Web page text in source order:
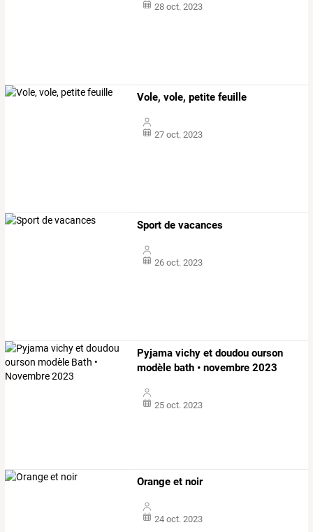
28 oct. 2023
Vole, vole, petite feuille
27 oct. 2023
Sport de vacances
26 oct. 2023
Pyjama vichy et doudou ourson
modèle bath • novembre 2023
25 oct. 2023
Orange et noir
24 oct. 2023